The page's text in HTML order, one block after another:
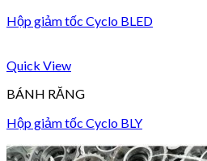
Hộp giảm tốc Cyclo BLED
Quick View
BÁNH RĂNG
Hộp giảm tốc Cyclo BLY